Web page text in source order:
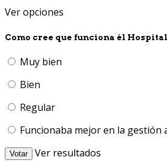
Ver opciones
Como cree que funciona él
Muy bien
Bien
Regular
Funcionaba mejor en la gestión
Votar
Ver resultados